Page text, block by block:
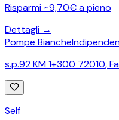
Risparmi ~9,70€ a pieno
Dettagli →
Pompe Bianche
s.p.92 KM 1+300 72010,
Self